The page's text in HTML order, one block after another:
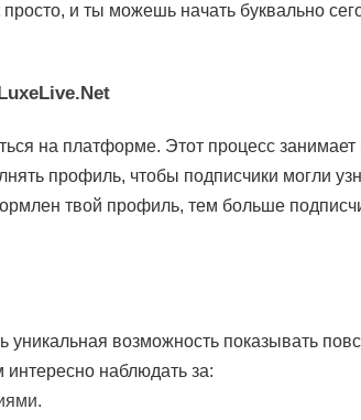
просто, и ты можешь начать буквально
на платформе. Этот процесс занимает
профиль, чтобы подписчики могли
твой профиль, тем больше
уникальная возможность показывать
наблюдать за: